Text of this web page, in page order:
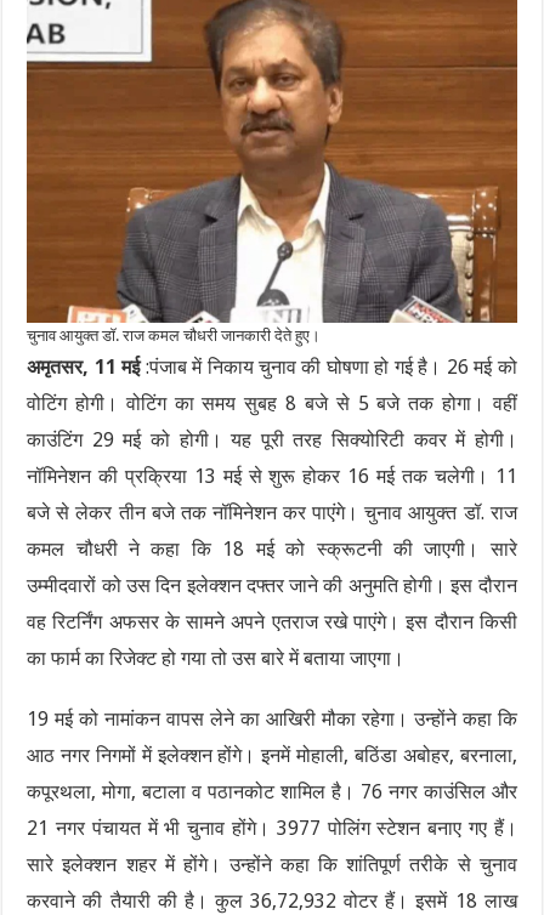
चुनाव आयुक्त डॉ. राज कमल चौधरी जानकारी देते हुए।
अमृतसर, 11 मई:पंजाब में निकाय चुनाव की घोषणा हो गई है। 26 मई को
वोटिंग होगी। वोटिंग का समय सुबह 8 बजे से 5 बजे तक होगा। वहीं
काउंटिंग 29 मई को होगी। यह पूरी तरह सिक्योरिटी कवर में होगी।
नॉमिनेशन की प्रक्रिया 13 मई से शुरू होकर 16 मई तक चलेगी। 11
बजे से लेकर तीन बजे तक नॉमिनेशन कर पाएंगे। चुनाव आयुक्त डॉ. राज
कमल चौधरी ने कहा कि 18 मई को स्क्रूटनी की जाएगी। सारे
उम्मीदवारों को उस दिन इलेक्शन दफ्तर जाने की अनुमति होगी। इस दौरान
वह रिटर्निंग अफसर के सामने अपने एतराज रखे पाएंगे। इस दौरान किसी
का फार्म का रिजेक्ट हो गया तो उस बारे में बताया जाएगा।
19 मई को नामांकन वापस लेने का आखिरी मौका रहेगा। उन्होंने कहा कि
आठ नगर निगमों में इलेक्शन होंगे। इनमें मोहाली, बठिंडा अबोहर, बरनाला,
कपूरथला, मोगा, बटाला व पठानकोट शामिल है। 76 नगर काउंसिल और
21 नगर पंचायत में भी चुनाव होंगे। 3977 पोलिंग स्टेशन बनाए गए हैं।
सारे इलेक्शन शहर में होंगे। उन्होंने कहा कि शांतिपूर्ण तरीके से चुनाव
करवाने की तैयारी की है। कुल 36,72,932 वोटर हैं। इसमें 18 लाख